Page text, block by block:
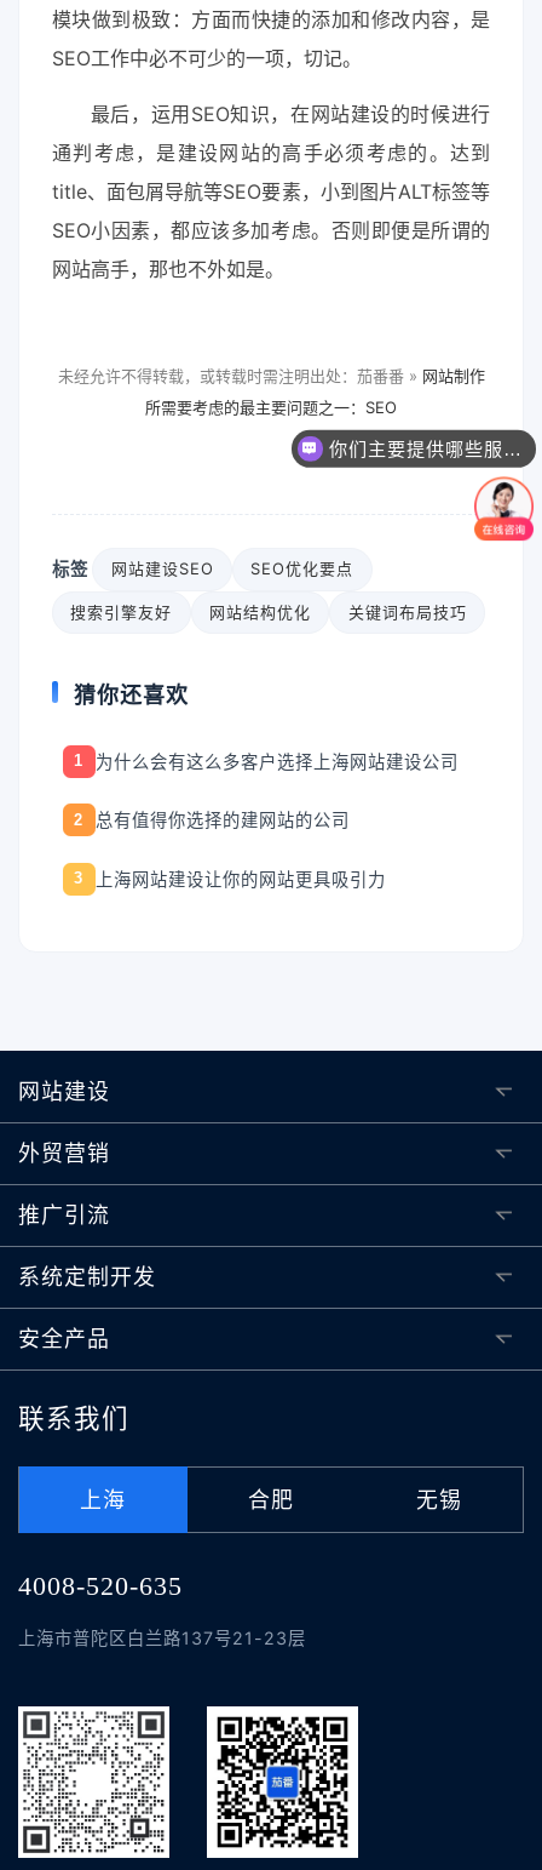
模块做到极致：方面而快捷的添加和修改内容，是
SEO工作中必不可少的一项，切记。
最后，运用SEO知识，在网站建设的时候进行
通判考虑，是建设网站的高手必须考虑的。达到
title、面包屑导航等SEO要素，小到图片ALT标签等
SEO小因素，都应该多加考虑。否则即便是所谓的
网站高手，那也不外如是。
未经允许不得转载，或转载时需注明出处：茄番番 » 网站制作
所需要考虑的最主要问题之一：SEO
标签 网站建设SEO SEO优化要点
搜索引擎友好 网站结构优化 关键词布局技巧
猜你还喜欢
1 为什么会有这么多客户选择上海网站建设公司
2 总有值得你选择的建网站的公司
3 上海网站建设让你的网站更具吸引力
网站建设
外贸营销
推广引流
系统定制开发
安全产品
联系我们
上海 合肥 无锡
4008-520-635
上海市普陀区白兰路137号21-23层
你们主要提供哪些服务？可以根据需求定制吗？